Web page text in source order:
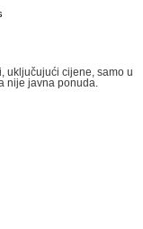
uključujući cijene, samo u
nije javna ponuda.